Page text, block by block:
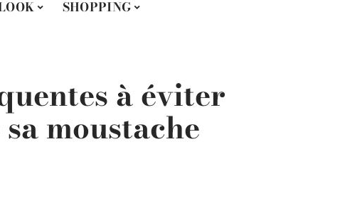
SHOPPING
à éviter
moustache